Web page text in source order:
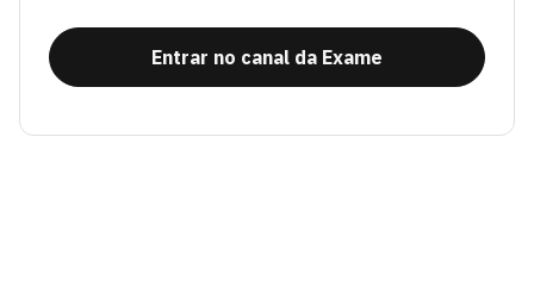
Entrar no canal da Exame